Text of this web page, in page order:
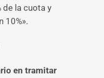
de la cuota y
10%».
en tramitar